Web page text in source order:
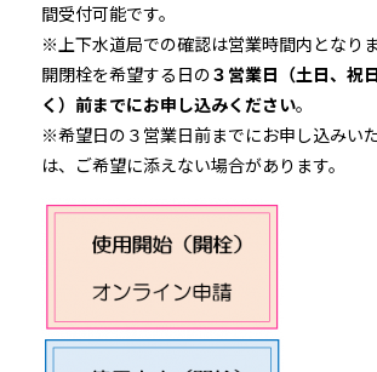
間受付可能です。
※上下水道局での確認は営業時間内となりま
開閉栓を希望する日の３営業日（土日、祝
く）前までにお申し込みください。
※希望日の３営業日前までにお申し込みい
は、ご希望に添えない場合があります。